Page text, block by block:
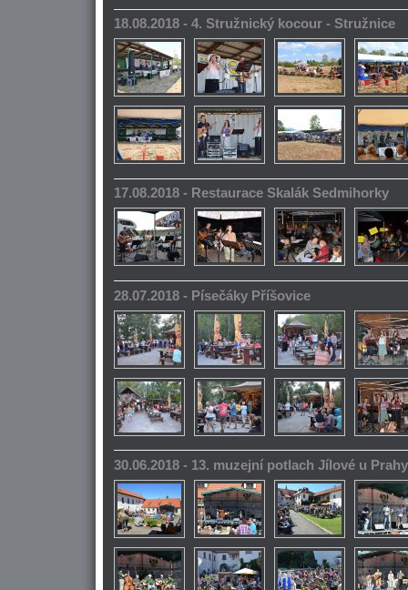
18.08.2018 - 4. Stružnický kocour - Stružnice
17.08.2018 - Restaurace Skalák Sedmihorky
28.07.2018 - Písečáky Příšovice
30.06.2018 - 13. muzejní potlach Jílové u Prahy